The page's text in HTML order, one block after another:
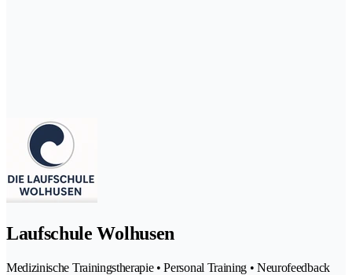
Laufschule Wolhusen
Medizinische Trainingstherapie • Personal Training • Neurofeedback